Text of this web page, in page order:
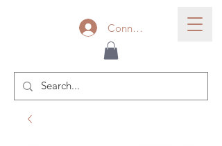
Connexion